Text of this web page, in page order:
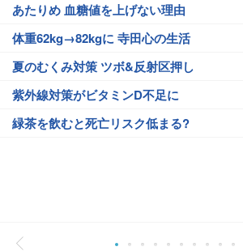
あたりめ 血糖値を上げない理由
体重62kg→82kgに 寺田心の生活
夏のむくみ対策 ツボ&反射区押し
紫外線対策がビタミンD不足に
緑茶を飲むと死亡リスク低まる?